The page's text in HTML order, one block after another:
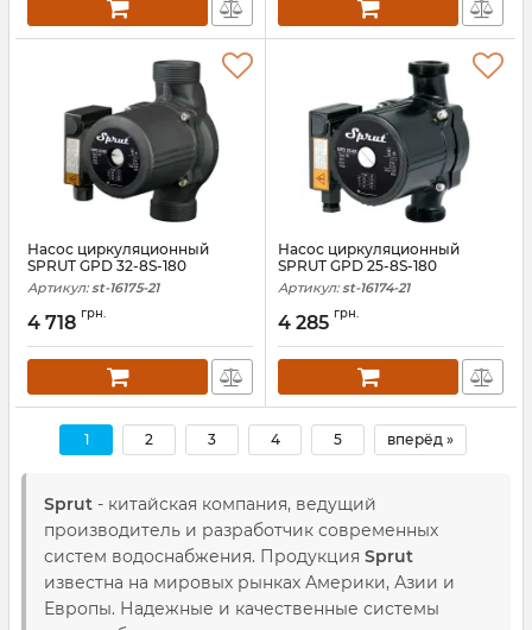
Насос циркуляционный
SPRUT GPD 32-8S-180
Артикул: st-16175-21
4 718 грн.
Насос циркуляционный
SPRUT GPD 25-8S-180
Артикул: st-16174-21
4 285 грн.
1 2 3 4 5 вперёд »
Sprut - китайская компания, ведущий
производитель и разработчик современных
систем водоснабжения. Продукция Sprut
известна на мировых рынках Америки, Азии и
Европы. Надежные и качественные системы